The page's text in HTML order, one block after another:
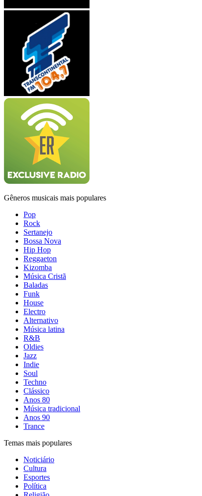
Gêneros musicais mais populares
Pop
Rock
Sertanejo
Bossa Nova
Hip Hop
Reggaeton
Kizomba
Música Cristã
Baladas
Funk
House
Electro
Alternativo
Música latina
R&B
Oldies
Jazz
Indie
Soul
Techno
Clássico
Anos 80
Música tradicional
Anos 90
Trance
Temas mais populares
Noticiário
Cultura
Esportes
Política